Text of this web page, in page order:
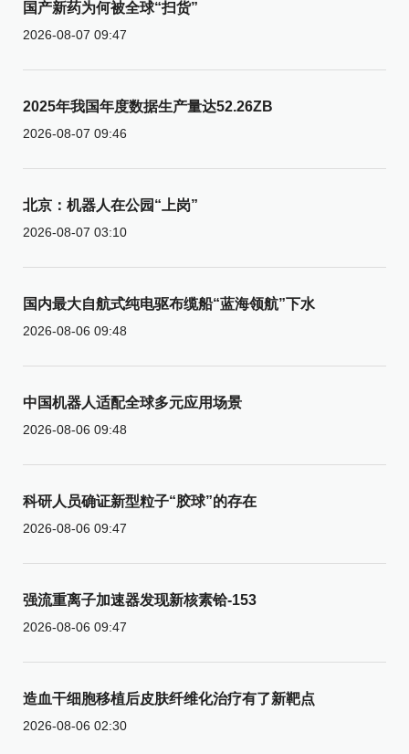
国产新药为何被全球“扫货”
2026-08-07 09:47
2025年我国年度数据生产量达52.26ZB
2026-08-07 09:46
北京：机器人在公园“上岗”
2026-08-07 03:10
国内最大自航式纯电驱布缆船“蓝海领航”下水
2026-08-06 09:48
中国机器人适配全球多元应用场景
2026-08-06 09:48
科研人员确证新型粒子“胶球”的存在
2026-08-06 09:47
强流重离子加速器发现新核素铪-153
2026-08-06 09:47
造血干细胞移植后皮肤纤维化治疗有了新靶点
2026-08-06 02:30